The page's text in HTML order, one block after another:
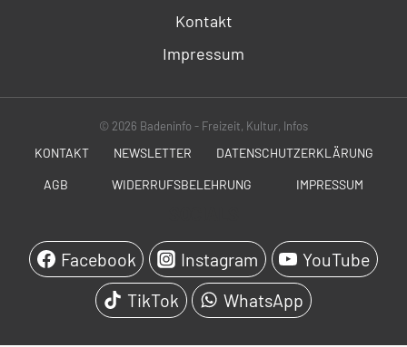
Kontakt
Impressum
© 2026 Badeninfo - Freizeit, Kultur, Infos
KONTAKT NEWSLETTER DATENSCHUTZERKLÄRUNG
AGB WIDERRUFSBELEHRUNG IMPRESSUM
Facebook Instagram
YouTube
TikTok
WhatsApp